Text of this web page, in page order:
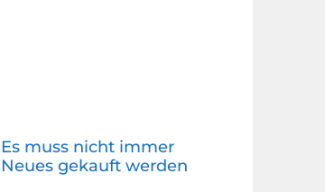
Es muss nicht immer
Neues gekauft werden